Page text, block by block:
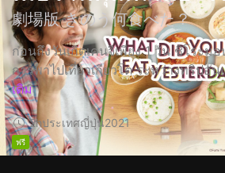
劇場版 きのう何食べた？
ก่อนถึงวันเกิดเคนจิเพียง 1 วัน ชิโระม
การพาไปเที่ยวเกียวโต ระหว่างทริปอั
เติม
2hประเทศญี่ปุ่น2021
ฟรี